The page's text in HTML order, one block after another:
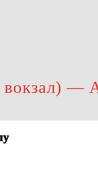
вокзал) —